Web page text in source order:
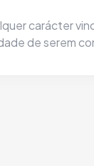
carácter
de serem